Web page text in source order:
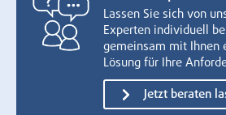
Lassen Sie sich von
Experten individuell
gemeinsam mit Ihnen
Lösung für Ihre
Jetzt beraten